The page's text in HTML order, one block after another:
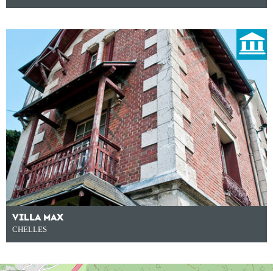
VILLA MAX
CHELLES